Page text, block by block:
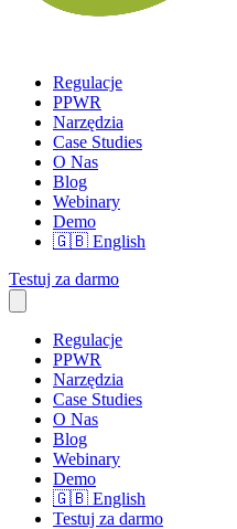
Regulacje
PPWR
Narzędzia
Case Studies
O Nas
Blog
Webinary
Demo
🇬🇧 English
Testuj za darmo
Regulacje
PPWR
Narzędzia
Case Studies
O Nas
Blog
Webinary
Demo
🇬🇧 English
Testuj za darmo